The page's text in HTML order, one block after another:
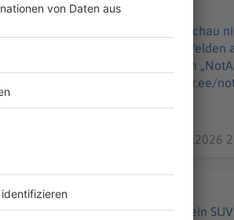
auf die neueste Apotheken Umschau
Und Prost auf 175 Folgen
an: hallo@podever.de
11.06.2026
in der Doppelhaushälfte. Und ein